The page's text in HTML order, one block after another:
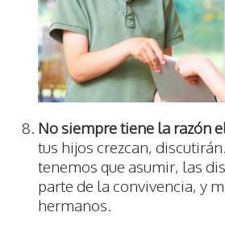
No siempre tiene la razón
tus hijos crezcan,
tenemos que asumir, las
parte de la convivencia, y
hermanos.